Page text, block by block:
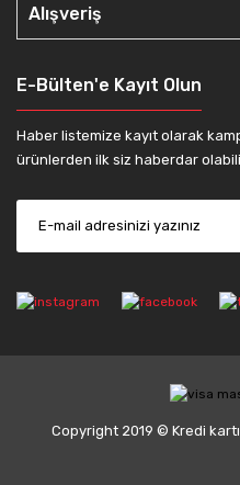
Alışveriş
E-Bülten'e Kayıt Olun
Haber listemize kayıt olarak
ürünlerden ilk siz haberdar
Copyright 2019 © Kredi